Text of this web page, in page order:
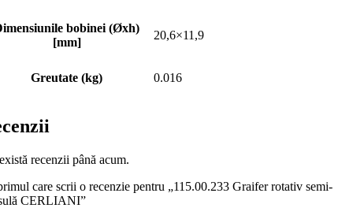
bobinei (Øxh)
[mm]
20,6×11,9
Greutate (kg) 0.016
recenzii până acum.
care scrii o recenzie pentru „115.00.233 Graifer rotativ semi-
CERLIANI”